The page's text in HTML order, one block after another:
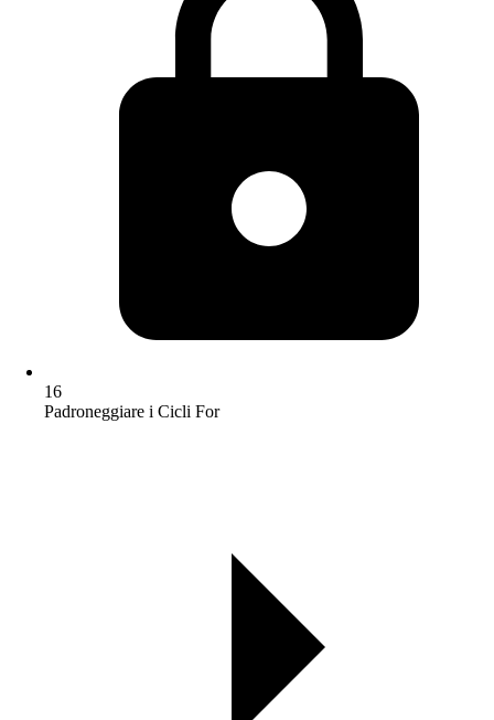
16
Padroneggiare i Cicli For